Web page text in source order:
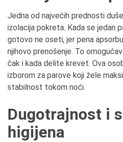
Jedna od najvećih prednosti
izolacija pokreta. Kada se jedan
gotovo ne oseti, jer pena
njihovo prenošenje. To
čak i kada delite krevet. Ova
izborom za parove koji žele
stabilnost tokom noći.
Dugotrajnost i
higijena